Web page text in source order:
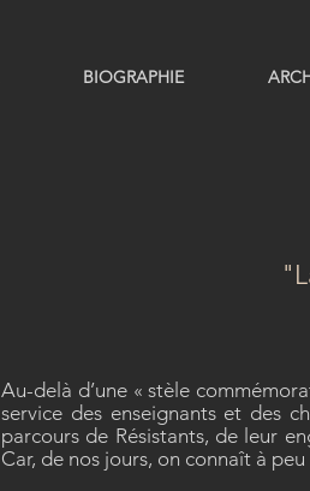
BIOGRAPHIE
Au-delà d’une « stèle
service des enseignants et des
parcours de Résistants, de leur
Car, de nos jours, on connaît à